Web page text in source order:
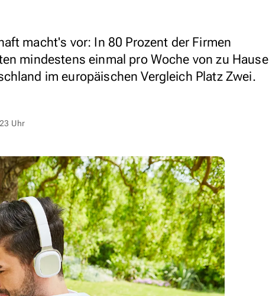
macht's vor: In 80 Prozent der Firmen
mindestens einmal pro Woche von zu Hause
im europäischen Vergleich Platz Zwei.
Uhr